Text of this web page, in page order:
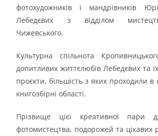
фотохудожників і мандрівників
Лебедєвих з відділом
Чижевського.
Культурна спільнота
допитливих життєлюбів Лебедєвих та
проєкти, більшість з яких проходили в
книгозбірні області.
Прізвище цієї креативної пари
фотомистецтва, подорожей та цікавих